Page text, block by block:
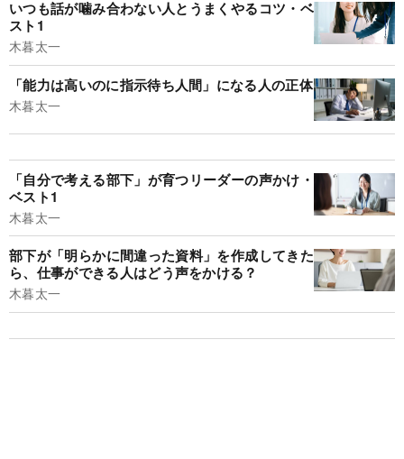
いつも話が噛み合わない人とうまくやるコツ・ベ
スト1
木暮太一
「能力は高いのに指示待ち人間」になる人の正体
木暮太一
「自分で考える部下」が育つリーダーの声かけ・
ベスト1
木暮太一
部下が「明らかに間違った資料」を作成してきた
ら、仕事ができる人はどう声をかける？
木暮太一